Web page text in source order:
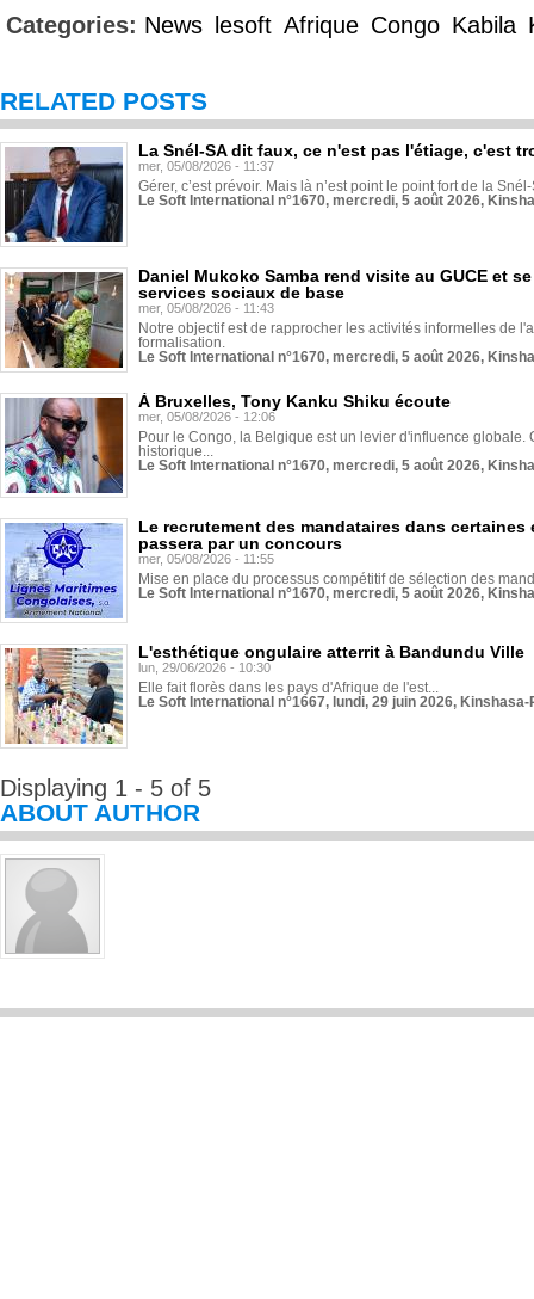
Categories: News lesoft Afrique Congo Kabila
RELATED POSTS
La Snél-SA dit faux, ce n'est pas l'étiage, c'est
mer, 05/08/2026 - 11:37
Gérer, c’est prévoir. Mais là n’est point le point fort de la
Le Soft International n°1670, mercredi, 5 août 2026,
Daniel Mukoko Samba rend visite au GUCE et
services sociaux de base
mer, 05/08/2026 - 11:43
Notre objectif est de rapprocher les activités informelles de
formalisation.
Le Soft International n°1670, mercredi, 5 août 2026,
À Bruxelles, Tony Kanku Shiku écoute
mer, 05/08/2026 - 12:06
Pour le Congo, la Belgique est un levier d'influence globale.
historique...
Le Soft International n°1670, mercredi, 5 août 2026,
Le recrutement des mandataires dans
passera par un concours
mer, 05/08/2026 - 11:55
Mise en place du processus compétitif de sélection des
Le Soft International n°1670, mercredi, 5 août 2026,
L'esthétique ongulaire atterrit à Bandundu Ville
lun, 29/06/2026 - 10:30
Elle fait florès dans les pays d'Afrique de l'est...
Le Soft International n°1667, lundi, 29 juin 2026,
Displaying 1 - 5 of 5
ABOUT AUTHOR